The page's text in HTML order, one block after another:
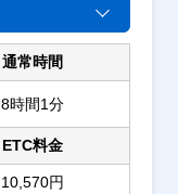
通常時間
8時間1分
ETC料金
10,570円